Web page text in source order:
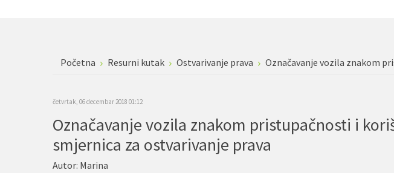
Početna Resurni kutak Ostvarivanje prava Označavanje vozila znakom
četvrtak, 06 decembar 2018 01:12
Označavanje vozila znakom pristupačnosti i
smjernica za ostvarivanje prava
Autor: Marina